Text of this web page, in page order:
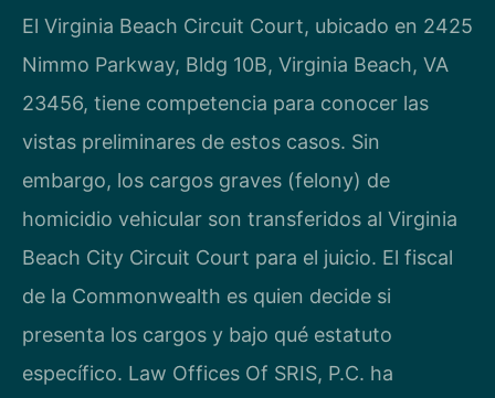
El Virginia Beach Circuit Court, ubicado en 2425
Nimmo Parkway, Bldg 10B, Virginia Beach, VA
23456, tiene competencia para conocer las
vistas preliminares de estos casos. Sin
embargo, los cargos graves (felony) de
homicidio vehicular son transferidos al Virginia
Beach City Circuit Court para el juicio. El fiscal
de la Commonwealth es quien decide si
presenta los cargos y bajo qué estatuto
específico. Law Offices Of SRIS, P.C. ha